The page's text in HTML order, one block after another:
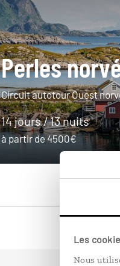
Les
Nous
Perles
Circuit autotour Ouest
14 jours / 13 nuits
à partir de 4500€